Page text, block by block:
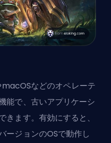
などのオペレーテ
能で、古いアプリケーシ
きます。有効にすると、
ージョンのOSで動作し